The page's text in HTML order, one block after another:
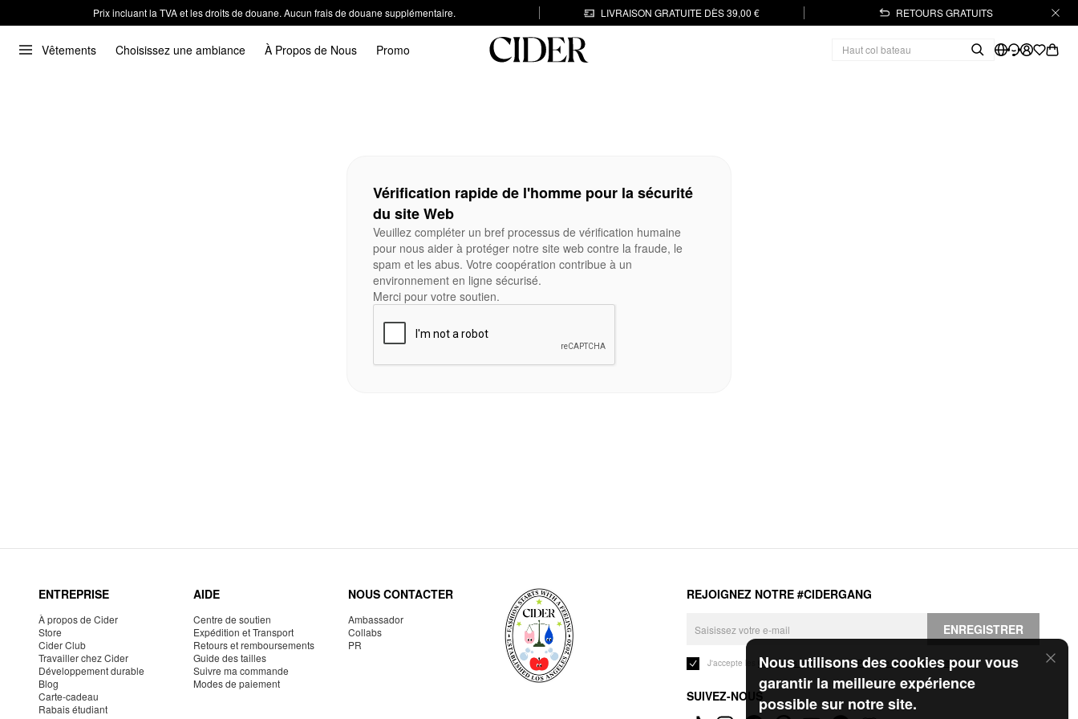
Prix incluant la TVA et les droits de douane. Aucun frais de douane supplémentaire. LIVRAISON GRATUITE DÈS 39,00 € RETOURS GRATUITS
Vêtements Choisissez une ambiance À Propos de Nous Promo
Nous utilisons des cookies pour vous
garantir la meilleure expérience
possible sur notre site.
Vérification rapide de l'homme pour la sécurité
du site Web
Veuillez compléter un bref processus de vérification humaine
pour nous aider à protéger notre site web contre la fraude, le
spam et les abus. Votre coopération contribue à un
environnement en ligne sécurisé.
Merci pour votre soutien.
ENTREPRISE
À propos de Cider
Store
Cider Club
Travailler chez Cider
Développement durable
Blog
Carte-cadeau
Rabais étudiant
AIDE
Centre de soutien
Expédition et Transport
Retours et remboursements
Guide des tailles
Suivre ma commande
Modes de paiement
NOUS CONTACTER
Ambassador
Collabs
PR
REJOIGNEZ NOTRE #CIDERGANG
ENREGISTRER
J'accepte les Conditions généraleset laPolitique de confidentialité.
SUIVEZ-NOUS